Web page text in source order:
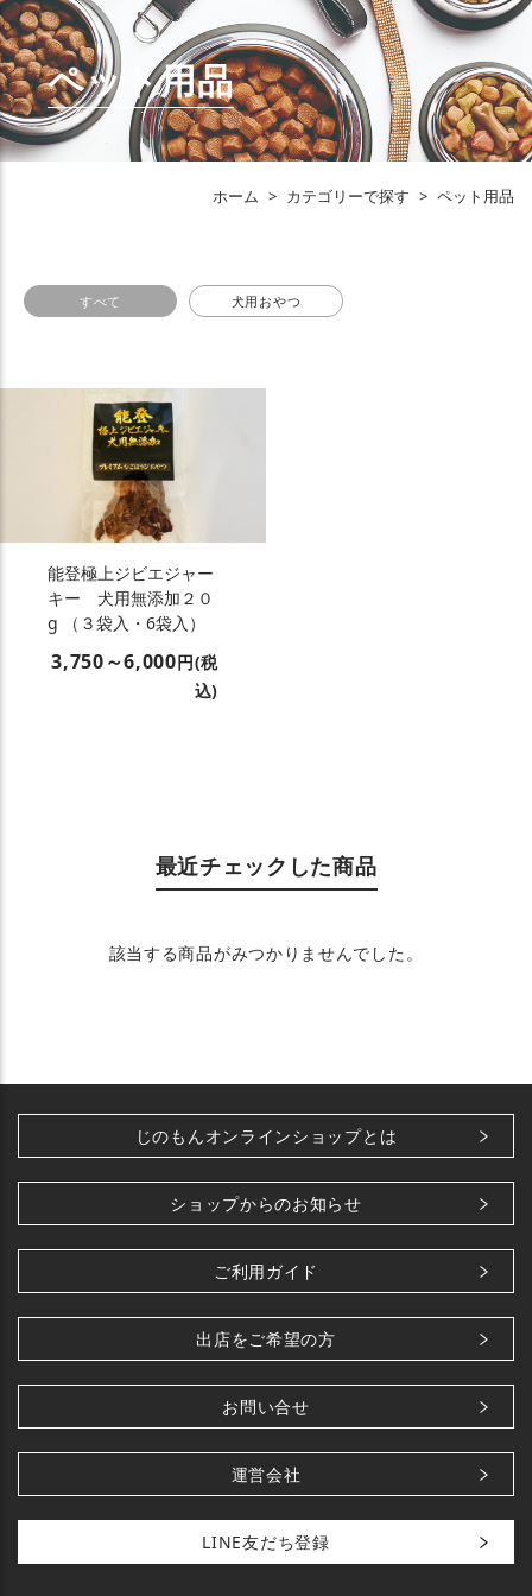
ペット用品
ホーム > カテゴリーで探す > ペット用品
すべて 犬用おやつ
能登極上ジビエジャー
キー 犬用無添加２０
g （３袋入・6袋入）
3,750～6,000円(税
込)
最近チェックした商品
該当する商品がみつかりませんでした。
じのもんオンラインショップとは
ショップからのお知らせ
ご利用ガイド
出店をご希望の方
お問い合せ
運営会社
LINE友だち登録